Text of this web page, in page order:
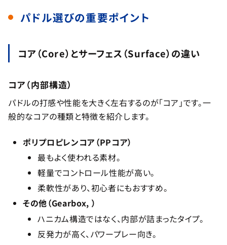
パドル選びの重要ポイント
コア（Core）とサーフェス（Surface）の違い
コア（内部構造）
パドルの打感や性能を大きく左右するのが「コア」です。一
般的なコアの種類と特徴を紹介します。
ポリプロピレンコア（PPコア）
最もよく使われる素材。
軽量でコントロール性能が高い。
柔軟性があり、初心者にもおすすめ。
その他（Gearbox, ）
ハニカム構造ではなく、内部が詰まったタイプ。
反発力が高く、パワープレー向き。